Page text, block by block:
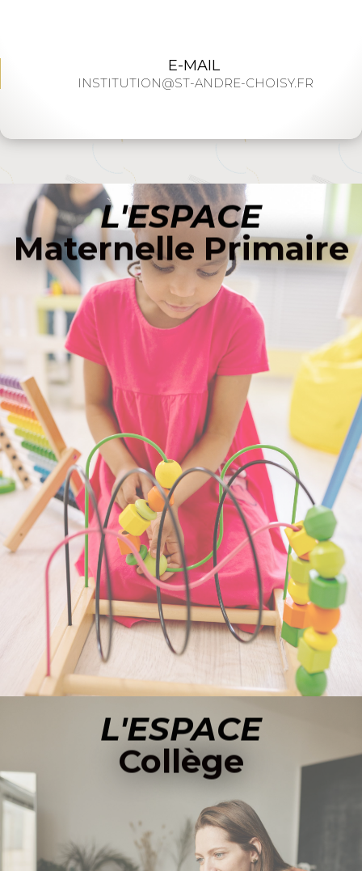
E-MAIL
INSTITUTION@ST-ANDRE-CHOISY.FR
L'ESPACE
Maternelle Primaire
ACCÉDER
L'ESPACE
Collège